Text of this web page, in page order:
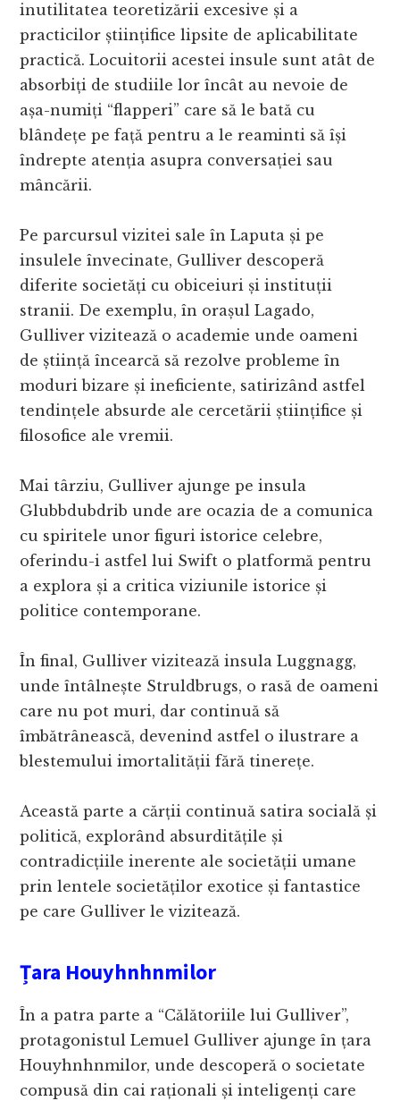
inutilitatea teoretizării excesive și a
practicilor științifice lipsite de aplicabilitate
practică. Locuitorii acestei insule sunt atât de
absorbiți de studiile lor încât au nevoie de
așa-numiți “flapperi” care să le bată cu
blândețe pe față pentru a le reaminti să își
îndrepte atenția asupra conversației sau
mâncării.
Pe parcursul vizitei sale în Laputa și pe
insulele învecinate, Gulliver descoperă
diferite societăți cu obiceiuri și instituții
stranii. De exemplu, în orașul Lagado,
Gulliver vizitează o academie unde oameni
de știință încearcă să rezolve probleme în
moduri bizare și ineficiente, satirizând astfel
tendințele absurde ale cercetării științifice și
filosofice ale vremii.
Mai târziu, Gulliver ajunge pe insula
Glubbdubdrib unde are ocazia de a comunica
cu spiritele unor figuri istorice celebre,
oferindu-i astfel lui Swift o platformă pentru
a explora și a critica viziunile istorice și
politice contemporane.
În final, Gulliver vizitează insula Luggnagg,
unde întâlnește Struldbrugs, o rasă de oameni
care nu pot muri, dar continuă să
îmbătrânească, devenind astfel o ilustrare a
blestemului imortalității fără tinerețe.
Această parte a cărții continuă satira socială și
politică, explorând absurditățile și
contradicțiile inerente ale societății umane
prin lentele societăților exotice și fantastice
pe care Gulliver le vizitează.
Țara Houyhnhnmilor
În a patra parte a “Călătoriile lui Gulliver”,
protagonistul Lemuel Gulliver ajunge în țara
Houyhnhnmilor, unde descoperă o societate
compusă din cai raționali și inteligenți care